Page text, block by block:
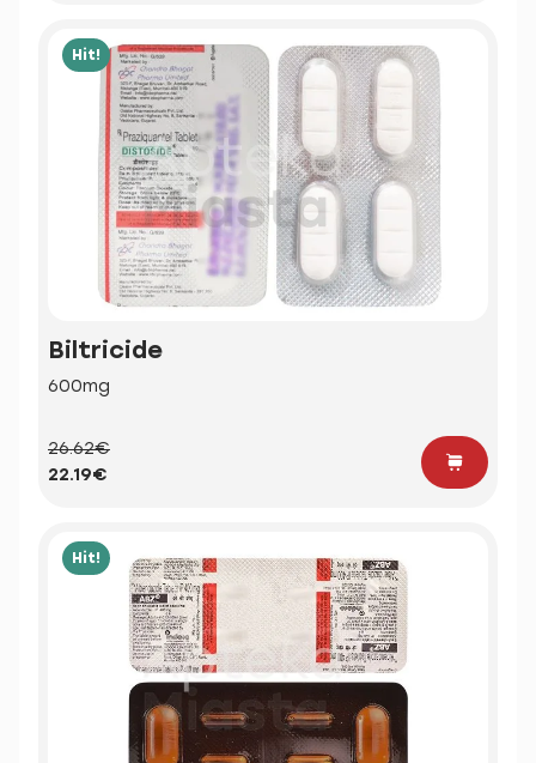
Hit!
Biltricide
600mg
26.62€
22.19€
Hit!